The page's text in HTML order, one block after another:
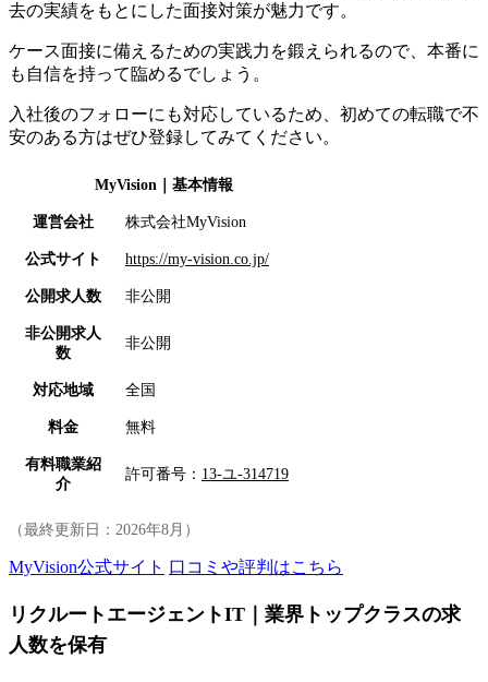
去の実績をもとにした面接対策が魅力です。
ケース面接に備えるための実践力を鍛えられるので、本番に
も自信を持って臨めるでしょう。
入社後のフォローにも対応しているため、初めての転職で不
安のある方はぜひ登録してみてください。
MyVision ｜基本情報
運営会社 株式会社MyVision
公式サイト https://my-vision.co.jp/
公開求人数 非公開
非公開求人
数
非公開
対応地域 全国
料金 無料
有料職業紹
介
許可番号： 13-ユ-314719
（最終更新日： 2026年8月 ）
MyVision公式サイト 口コミや評判はこちら
リクルートエージェントIT｜業界トップクラスの求
人数を保有